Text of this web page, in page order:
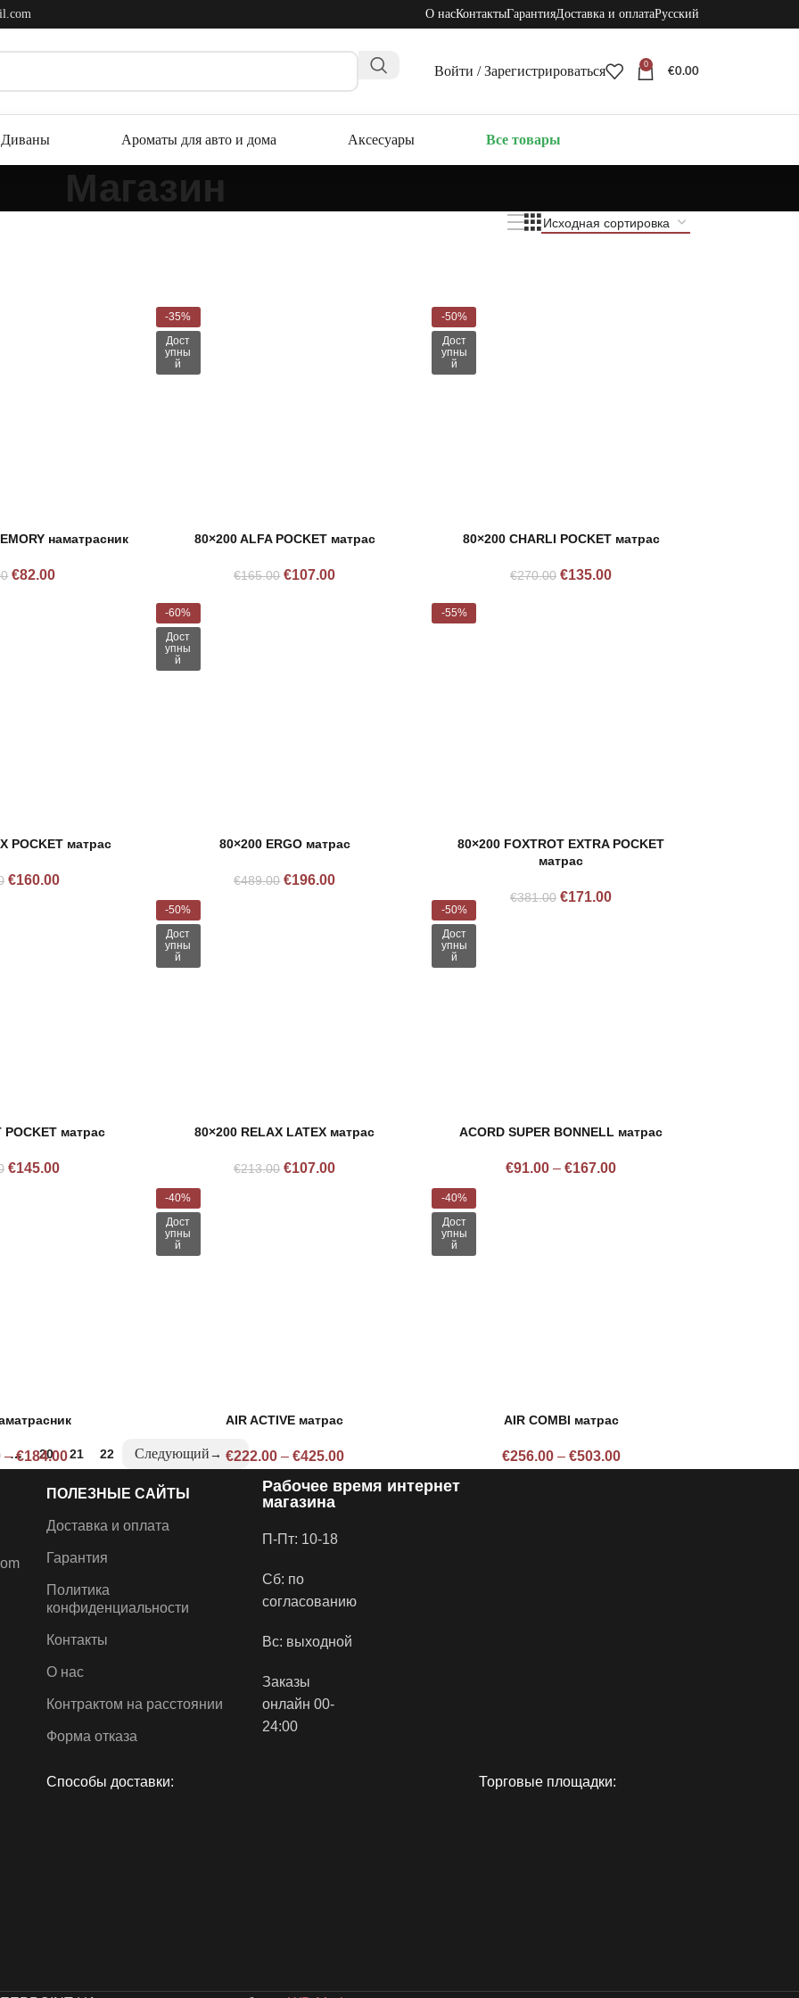
О насКонтактыГарантияДоставка и оплатаРусский
Войти / Зарегистрироваться 0
€0.00
Диваны Ароматы для авто и дома Аксесуары Все товары
Магазин
наматрасник
€82.00
-35%
Дост
упны
й
80×200 ALFA POCKET матрас
€165.00 €107.00
-50%
Дост
упны
й
80×200 CHARLI POCKET матрас
€270.00 €135.00
POCKET матрас
€160.00
-60%
Дост
упны
й
80×200 ERGO матрас
€489.00 €196.00
-55%
80×200 FOXTROT EXTRA POCKET
матрас
€381.00 €171.00
POCKET матрас
€145.00
-50%
Дост
упны
й
80×200 RELAX LATEX матрас
€213.00 €107.00
-50%
Дост
упны
й
ACORD SUPER BONNELL матрас
€91.00 – €167.00
– €184.00
-40%
Дост
упны
й
AIR ACTIVE матрас
€222.00 – €425.00
-40%
Дост
упны
й
AIR COMBI матрас
€256.00 – €503.00
… 20 21 22 →
ПОЛЕЗНЫЕ САЙТЫ
Доставка и оплата
Гарантия
Политика
конфиденциальности
Контакты
О нас
Контрактом на расстоянии
Форма отказа
Рабочее время интернет
магазина
П-Пт: 10-18
Сб: по
согласованию
Вс: выходной
Заказы
онлайн 00-
24:00
Способы доставки: Торговые площадки: